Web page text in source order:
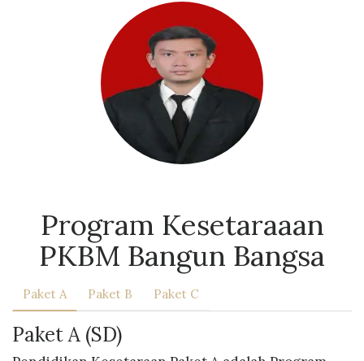
Program Kesetaraaan
PKBM Bangun Bangsa
Paket A Paket B Paket C
Paket A (SD)